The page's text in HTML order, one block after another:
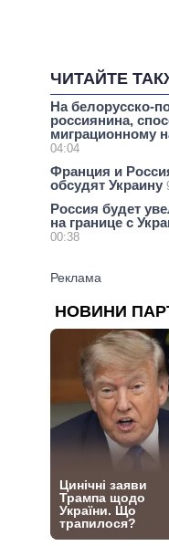
ЧИТАЙТЕ
На белорусско-
россиянина,
миграционному
04:04
Франция и
обсудят Украину
Россия будет
на границе с
00:38